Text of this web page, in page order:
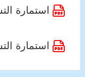
استمارة
استمارة